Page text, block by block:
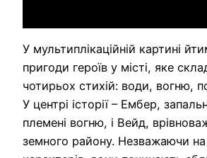
У мультиплікаційній картині
пригоди героїв у місті, яке
чотирьох стихій: води, вогню,
У центрі історії – Ембер,
племені вогню, і Вейд,
земного району. Незважаючи на